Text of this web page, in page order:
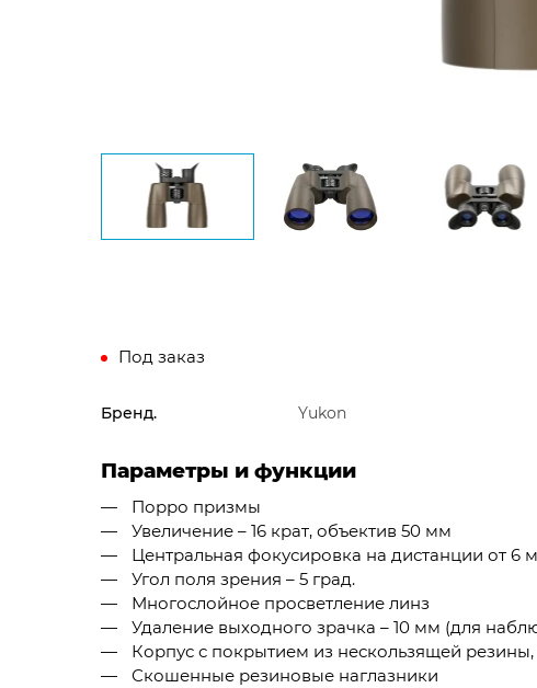
Под заказ
Бренд. Yukon
Параметры и функции
Порро призмы
Увеличение – 16 крат, объектив 50 мм
Центральная фокусировка на дистанции от 6 м
Угол поля зрения – 5 град.
Многослойное просветление линз
Удаление выходного зрачка – 10 мм (для
Корпус с покрытием из нескользящей
Скошенные резиновые наглазники